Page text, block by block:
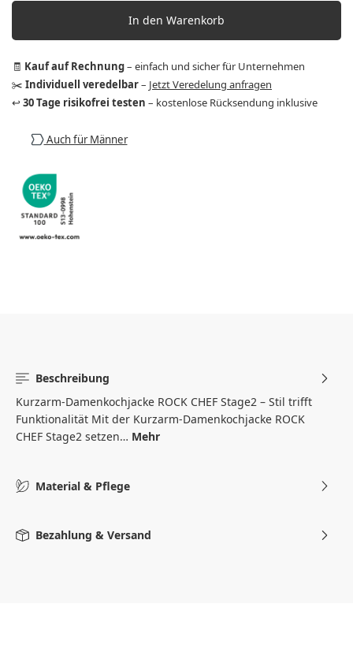
In den Warenkorb
🧾 Kauf auf Rechnung– einfach und sicher für Unternehmen
✂️ Individuell veredelbar– Jetzt Veredelung anfragen
↩️ 30 Tage risikofrei testen – kostenlose Rücksendung inklusive
Auch für Männer
Beschreibung
Kurzarm-Damenkochjacke ROCK CHEF Stage2 – Stil trifft
Funktionalität Mit der Kurzarm-Damenkochjacke ROCK
CHEF Stage2 setzen… Mehr
Material & Pflege
Bezahlung & Versand